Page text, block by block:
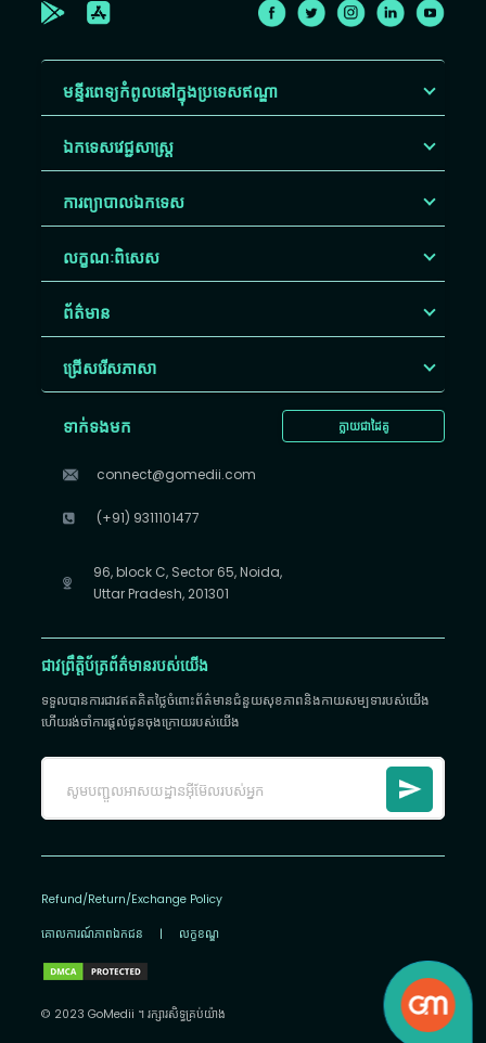
មន្ទីរពេទ្យកំពូលនៅក្នុងប្រទេសឥណ្ឌា
ឯកទេសវេជ្ជសាស្ត្រ
ការព្យាបាលឯកទេស
លក្ខណៈពិសេស
ព័ត៌មាន
ជ្រើសរើស​ភាសា
ក្លាយជាដៃគូ
ទាក់ទងមក
connect@gomedii.com
(+91) 9311101477
96, block C, Sector 65, Noida,
Uttar Pradesh, 201301
ជាវព្រឹត្តិប័ត្រព័ត៌មានរបស់យើង
ទទួលបានការជាវឥតគិតថ្លៃចំពោះព័ត៌មានជំនួយសុខភាពនិងកាយសម្បទារបស់យើង
ហើយរង់ចាំការផ្តល់ជូនចុងក្រោយរបស់យើង
Refund/Return/Exchange Policy
គោលការណ៍​ភាព​ឯកជន | លក្ខខណ្ឌ
© 2023 GoMedii ។ រក្សា​រ​សិទ្ធ​គ្រប់យ៉ាង